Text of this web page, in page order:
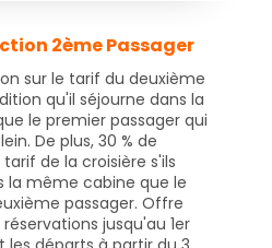
2ème Passager
sur le tarif du deuxième
qu'il séjourne dans la
le premier passager qui
De plus, 30 % de
de la croisière s'ils
la même cabine que le
passager. Offre
jusqu'au 1er